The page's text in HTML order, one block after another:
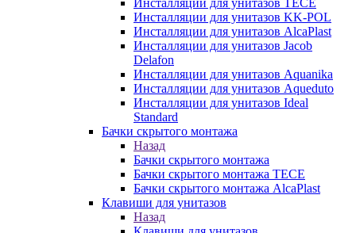
Инсталляции для унитазов TECE
Инсталляции для унитазов KK-POL
Инсталляции для унитазов AlcaPlast
Инсталляции для унитазов Jacob
Delafon
Инсталляции для унитазов Aquanika
Инсталляции для унитазов Aqueduto
Инсталляции для унитазов Ideal
Standard
Бачки скрытого монтажа
Назад
Бачки скрытого монтажа
Бачки скрытого монтажа TECE
Бачки скрытого монтажа AlcaPlast
Клавиши для унитазов
Назад